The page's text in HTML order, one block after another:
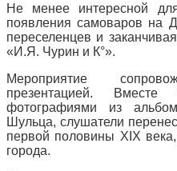
Не менее интересной
появления самоваров на
переселенцев и
«И.Я. Чурин и К°».
Мероприятие
презентацией. Вместе
фотографиями из
Шульца, слушатели
первой половины XIX
города.